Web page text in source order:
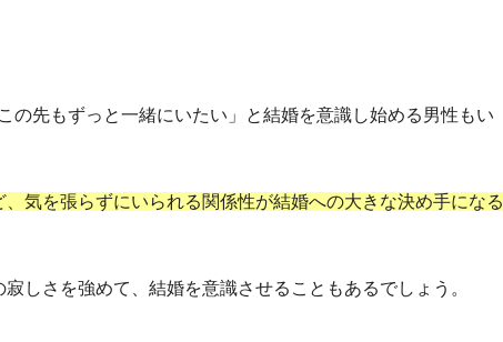
の先もずっと一緒にいたい」と結婚を意識し始める男性もい
気を張らずにいられる関係性が結婚への大きな決め手になる
しさを強めて、結婚を意識させることもあるでしょう。